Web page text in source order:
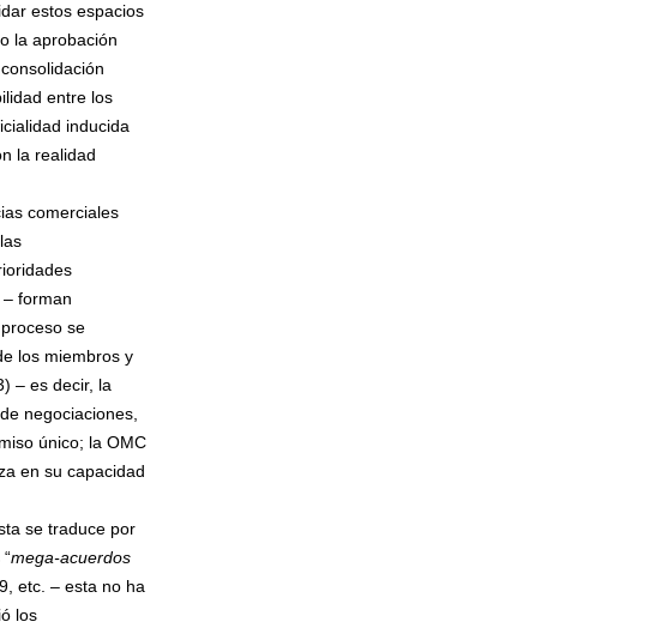
estos espacios
la aprobación
entre los
inducida
la realidad
comerciales
forman
se
los miembros y
– es decir, la
negociaciones,
único; la OMC
en su capacidad
se traduce por
mega-acuerdos
etc. – esta no ha
los